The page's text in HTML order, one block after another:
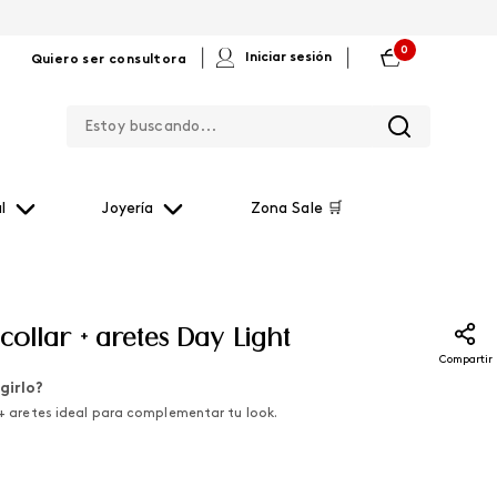
Quiero ser consultora Iniciar sesión
0
Joyería Zona Sale 🛒
+ aretes Day Light
Compartir
aretes ideal para complementar tu look.